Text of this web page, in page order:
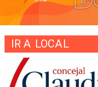
IR A LOCAL